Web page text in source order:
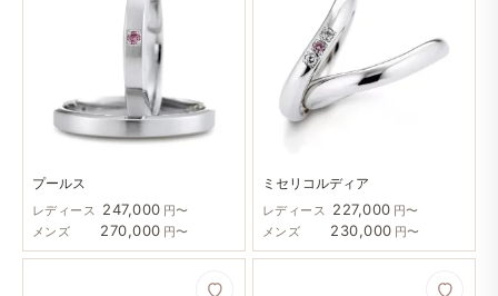
プールス
レディース 247,000 円〜
メンズ
270,000 円〜
ミセリコルディア
レディース 227,000 円〜
メンズ
230,000 円〜